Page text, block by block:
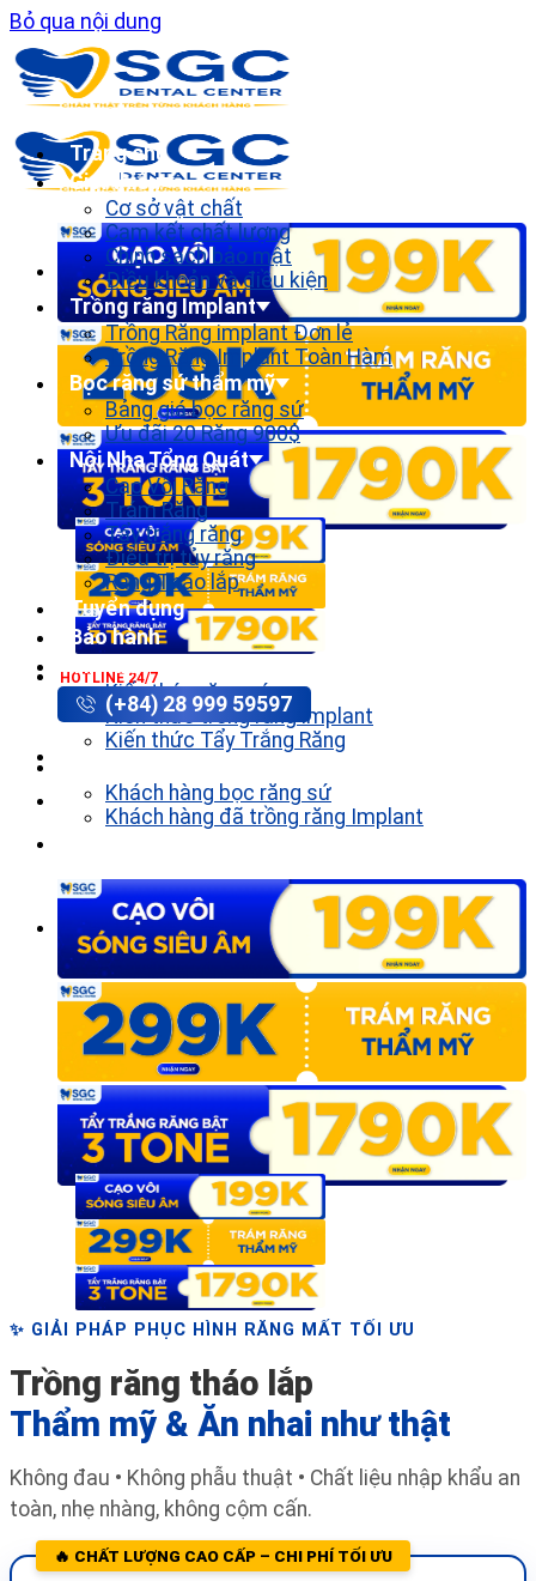
Bỏ qua nội dung
HOTLINE 24/7
(+84) 28 999 59597
Trang chủ
Giới thiệu
Cơ sở vật chất
Cam kết chất lượng
Chính sách bảo mật
Điều khoản và điều kiện
Trồng răng Implant
Trồng Răng implant Đơn lẻ
Trồng Răng Implant Toàn Hàm
Bọc răng sứ thẩm mỹ
Bảng giá bọc răng sứ
Ưu đãi 20 Răng 900$
Nội Nha Tổng Quát
Cạo Vôi Răng
Trám Răng
Tẩy trắng răng
Điều trị tủy răng
Răng Tháo lắp
Tuyển dụng
Bảo hành
Kiến thức răng sứ
Kiến thức trồng răng implant
Kiến thức Tẩy Trắng Răng
Khách hàng bọc răng sứ
Khách hàng đã trồng răng Implant
✨ GIẢI PHÁP PHỤC HÌNH RĂNG MẤT TỐI ƯU
Trồng răng tháo lắp
Thẩm mỹ & Ăn nhai như thật
Không đau • Không phẫu thuật • Chất liệu nhập khẩu an
toàn, nhẹ nhàng, không cộm cấn.
🔥 CHẤT LƯỢNG CAO CẤP – CHI PHÍ TỐI ƯU